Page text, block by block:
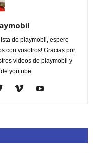
de playmobil, espero
con vosotros! Gracias por
videos de playmobil y
youtube.